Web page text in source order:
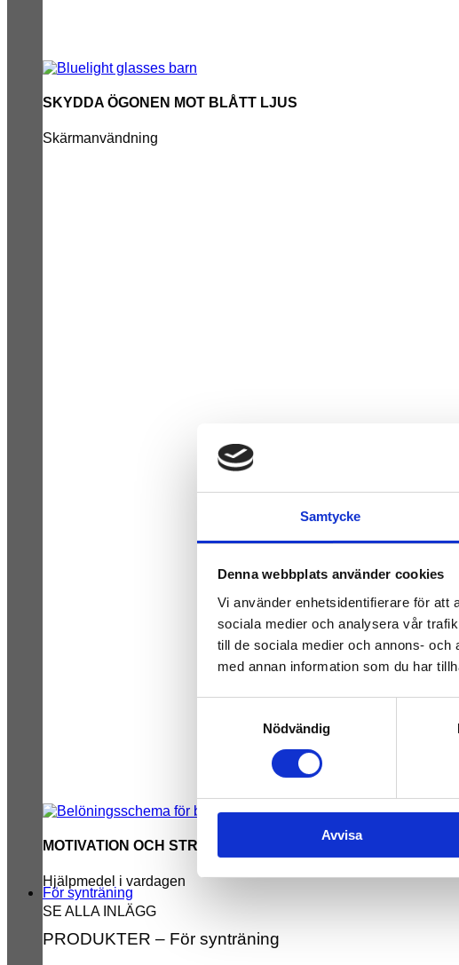
Samtycke
Denna webbplats använder cookies
Vi använder enhetsidentifierare för att
sociala medier och analysera vår
till de sociala medier och annons-
med annan information som du har
Nödvändig
Avvisa
SKYDDA ÖGONEN MOT BLÅTT LJUS
Skärmanvändning
MOTIVATION OCH STRUKTUR
Hjälpmedel i vardagen
SE ALLA INLÄGG
För synträning
PRODUKTER – För synträning